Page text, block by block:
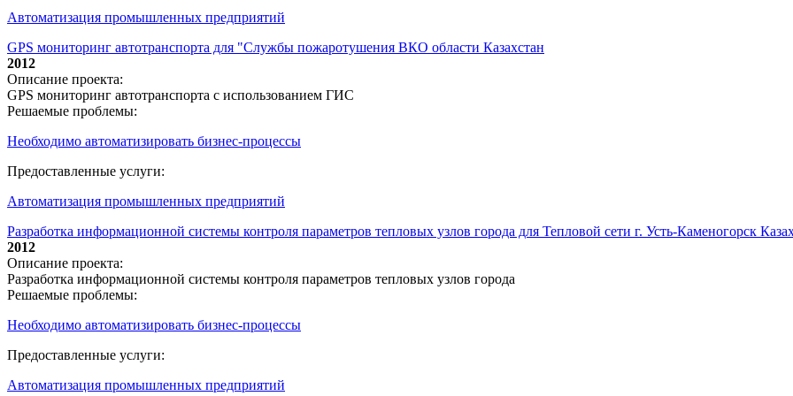
Автоматизация промышленных предприятий
GPS мониторинг автотранспорта для "Службы пожаротушения ВКО области Казахстан
2012
Описание проекта:
GPS мониторинг автотранспорта с использованием ГИС
Решаемые проблемы:
Необходимо автоматизировать бизнес-процессы
Предоставленные услуги:
Автоматизация промышленных предприятий
Разработка информационной системы контроля параметров тепловых узлов города для Тепловой сети г. Усть-Каменогорск
2012
Описание проекта:
Разработка информационной системы контроля параметров тепловых узлов города
Решаемые проблемы:
Необходимо автоматизировать бизнес-процессы
Предоставленные услуги:
Автоматизация промышленных предприятий